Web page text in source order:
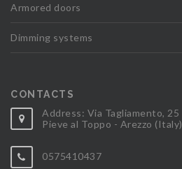
Armored doors
Dimming systems
CONTACTS
Address: Via Tagliamento, 25
Pieve al Toppo - Arezzo (Italy)
0575410437